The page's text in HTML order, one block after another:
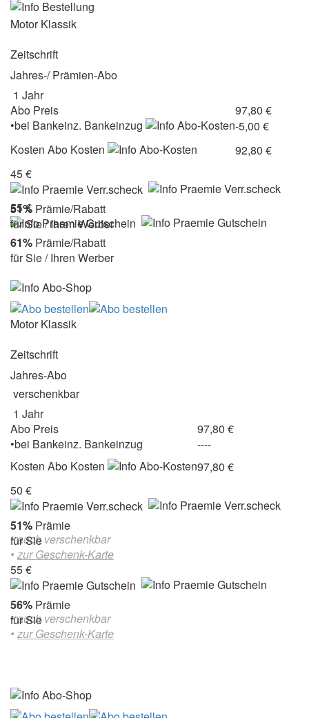
Motor Klassik
Zeitschrift
Jahres-/ Prämien-Abo
1 Jahr
Abo Preis
97,80 €
•bei Bankeinz. Bankeinzug
-5,00 €
Kosten Abo Kosten
92,80 €
45 €
51% Prämie/Rabatt
für Sie / Ihren Werber
55 €
61% Prämie/Rabatt
für Sie / Ihren Werber
Motor Klassik
Zeitschrift
Jahres-Abo
verschenkbar
1 Jahr
Abo Preis
97,80 €
•bei Bankeinz. Bankeinzug
----
Kosten Abo Kosten
97,80 €
50 €
51% Prämie
für Sie
• auch verschenkbar
• zur Geschenk-Karte
55 €
56% Prämie
für Sie
• auch verschenkbar
• zur Geschenk-Karte